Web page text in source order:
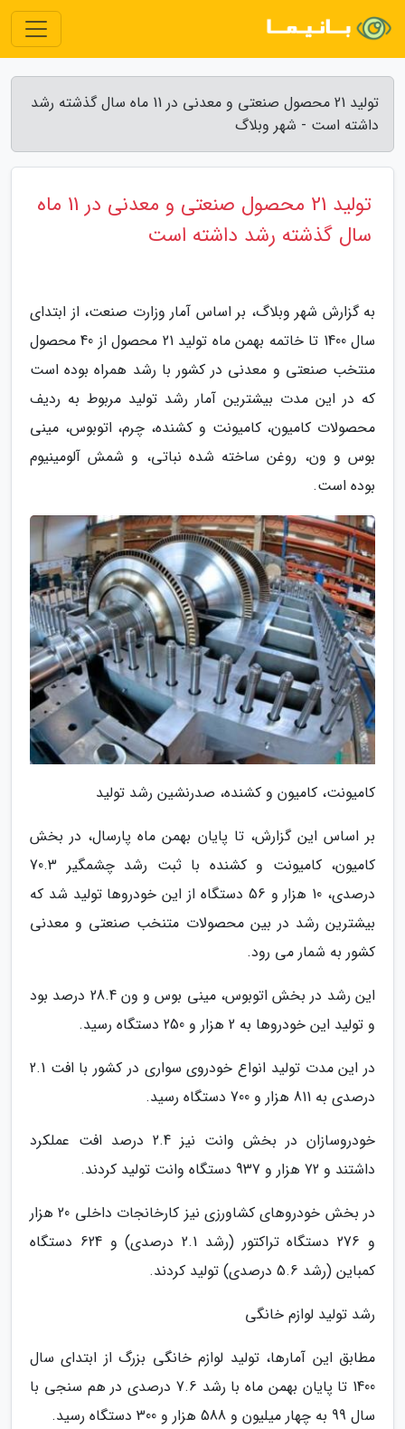
تولید 21 محصول صنعتی و معدنی در 11 ماه سال گذشته رشد
داشته است - شهر وبلاگ
تولید 21 محصول صنعتی و معدنی در 11 ماه
سال گذشته رشد داشته است
به گزارش شهر وبلاگ، بر اساس آمار وزارت صنعت، از ابتدای
سال 1400 تا خاتمه بهمن ماه تولید 21 محصول از 40 محصول
منتخب صنعتی و معدنی در کشور با رشد همراه بوده است
که در این مدت بیشترین آمار رشد تولید مربوط به ردیف
محصولات کامیون، کامیونت و کشنده، چرم، اتوبوس، مینی
بوس و ون، روغن ساخته شده نباتی، و شمش آلومینیوم
بوده است.
کامیونت، کامیون و کشنده، صدرنشین رشد تولید
بر اساس این گزارش، تا پایان بهمن ماه پارسال، در بخش
کامیون، کامیونت و کشنده با ثبت رشد چشمگیر 70.3
درصدی، 10 هزار و 56 دستگاه از این خودروها تولید شد که
بیشترین رشد در بین محصولات متنخب صنعتی و معدنی
کشور به شمار می رود.
این رشد در بخش اتوبوس، مینی بوس و ون 28.4 درصد بود
و تولید این خودروها به 2 هزار و 250 دستگاه رسید.
در این مدت تولید انواع خودروی سواری در کشور با افت 2.1
درصدی به 811 هزار و 700 دستگاه رسید.
خودروسازان در بخش وانت نیز 2.4 درصد افت عملکرد
داشتند و 72 هزار و 937 دستگاه وانت تولید کردند.
در بخش خودروهای کشاورزی نیز کارخانجات داخلی 20 هزار
و 276 دستگاه تراکتور (رشد 2.1 درصدی) و 624 دستگاه
کمباین (رشد 5.6 درصدی) تولید کردند.
رشد تولید لوازم خانگی
مطابق این آمارها، تولید لوازم خانگی بزرگ از ابتدای سال
1400 تا پایان بهمن ماه با رشد 7.6 درصدی در هم سنجی با
سال 99 به چهار میلیون و 588 هزار و 300 دستگاه رسید.